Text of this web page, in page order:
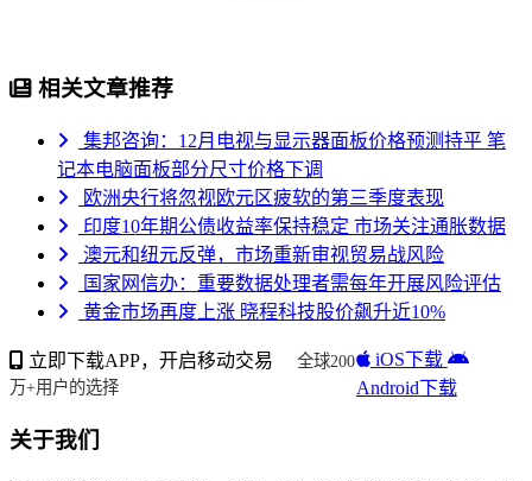
相关文章推荐
集邦咨询：12月电视与显示器面板价格预测持平 笔
记本电脑面板部分尺寸价格下调
欧洲央行将忽视欧元区疲软的第三季度表现
印度10年期公债收益率保持稳定 市场关注通胀数据
澳元和纽元反弹，市场重新审视贸易战风险
国家网信办：重要数据处理者需每年开展风险评估
黄金市场再度上涨 晓程科技股价飙升近10%
立即下载APP，开启移动交易
全球200
万+用户的选择
iOS下载
Android下载
关于我们